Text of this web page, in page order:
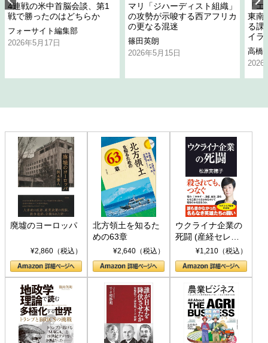
4連戦の米中首脳会談、第1
戦で勝ったのはどちらか
フォーサイト編集部
2026年5月17日
マリ「ジハーディスト組織」
の攻勢が示唆する西アフリカ
の更なる混迷
篠田英朗
2026年5月15日
「
東南
る課
イラ
高橋
2026
廃墟のヨーロッパ
¥2,860（税込）
北方領土を知るた
めの63章
¥2,640（税込）
ウクライナ企業の
死闘 (産経セレク
ト S 039)¥1,210（税込）